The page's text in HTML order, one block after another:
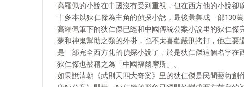
高羅佩的小說在中國沒有受到重視，但在西方他的小說
十多本以狄仁傑為主角的偵探小說，最後彙集成一部130
高羅佩筆下的狄仁傑已經和中國傳統公案小說里的狄仁
夢和神鬼幫助之類的外掛，也不太喜歡嚴刑拷打，他主
是一部完全西方化的偵探小說了，於是狄仁傑這個名字
狄仁傑也被稱之為「中國福爾摩斯」。
如果說清朝《武則天四大奇案》里的狄仁傑是民間藝術